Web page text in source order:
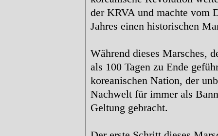
der KRVA und machte vom
Jahres einen historischen
Während dieses Marsches,
als 100 Tagen zu Ende
koreanischen Nation, der
Nachwelt für immer als
Geltung gebracht.